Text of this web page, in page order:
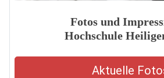
Fotos und
Hochschule
Aktuelle